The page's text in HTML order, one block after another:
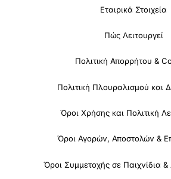
Εταιρικά Στοιχεία
Πώς Λειτουργεί
Πολιτική Απορρήτου &
Πολιτική Πλουραλισμού και
Όροι Χρήσης και Πολιτική
Όροι Αγορών, Αποστολών &
Όροι Συμμετοχής σε Παιχνίδια